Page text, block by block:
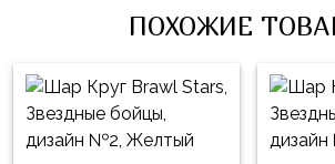
ПОХОЖИЕ
Фольга
81
см
1
Сентября
Хэллоуин
Ми-
ми-
мишки
г.
Бор,
ул.